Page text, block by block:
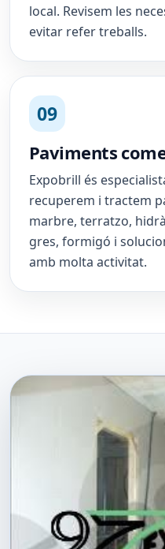
local. Revisem les
evitar refer treballs.
09
Paviments
Expobrill és
recuperem i tractem
marbre, terratzo,
gres, formigó i
amb molta activitat.